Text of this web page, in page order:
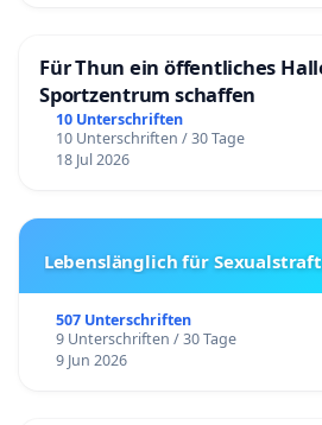
Für Thun ein öffentliches
Sportzentrum schaffen
10 Unterschriften
10 Unterschriften / 30 Tage
18 Jul 2026
Lebenslänglich für
507 Unterschriften
9 Unterschriften / 30 Tage
9 Jun 2026